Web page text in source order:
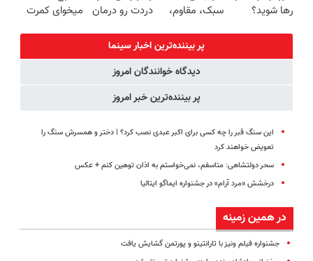
رها شوید؟
سبک، مقاوم،
رایگان+پرداخت
اقساطی😍
دردت رو درمان
(پرسش‌نامه)
میخوای کمرت
((پرسش‌نامه))
پر بیننده‌ترین اخبار سینما
دیدگاه خوانندگان امروز
پر بیننده‌ترین خبر امروز
این سنگ قبر را چه کسی برای اکبر عبدی نصب کرد؟ | دختر و همسرش سنگ را
تعویض خواهند کرد
سحر دولتشاهی: متاسفم، نمی‌خواستم به اذان توهین کنم +‌ عکس
درخشش «مرد آرام» در جشنواره ایماگو ایتالیا
در همین زمینه
جشنواره فیلم ونیز با تارانتینو و پورتمن گشایش یافت